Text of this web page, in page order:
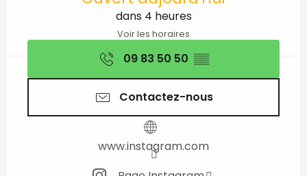
dans 4 heures
Voir les horaires
09 83 50 50 ▒▒
Contactez-nous
www.instagram.com